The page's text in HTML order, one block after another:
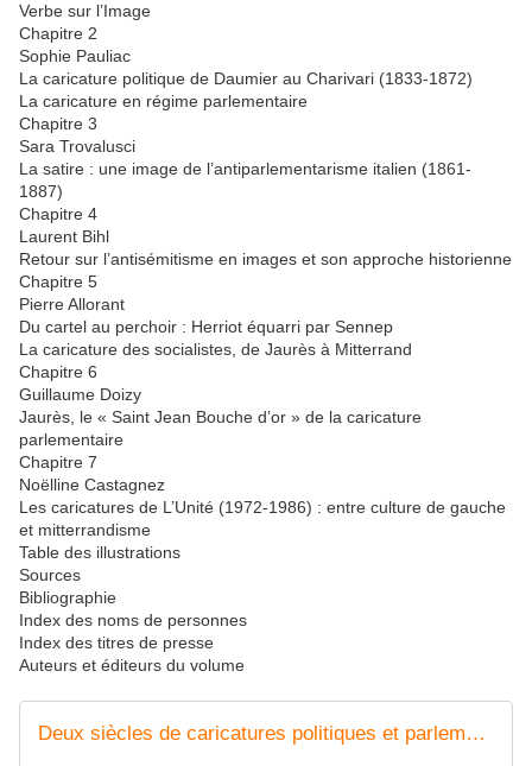
Verbe sur l’Image
Chapitre 2
Sophie Pauliac
La caricature politique de Daumier au Charivari (1833-1872)
La caricature en régime parlementaire
Chapitre 3
Sara Trovalusci
La satire : une image de l’antiparlementarisme italien (1861-
1887)
Chapitre 4
Laurent Bihl
Retour sur l’antisémitisme en images et son approche historienne
Chapitre 5
Pierre Allorant
Du cartel au perchoir : Herriot équarri par Sennep
La caricature des socialistes, de Jaurès à Mitterrand
Chapitre 6
Guillaume Doizy
Jaurès, le « Saint Jean Bouche d’or » de la caricature
parlementaire
Chapitre 7
Noëlline Castagnez
Les caricatures de L’Unité (1972-1986) : entre culture de gauche
et mitterrandisme
Table des illustrations
Sources
Bibliographie
Index des noms de personnes
Index des titres de presse
Auteurs et éditeurs du volume
Deux siècles de caricatures politiques et parlementaires